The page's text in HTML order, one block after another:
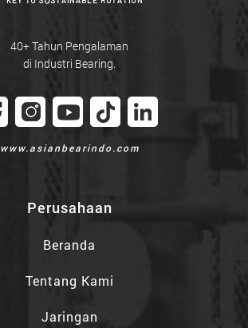
40+ Tahun Pengalaman
di Industri Bearing.
www.asianbearindo.com
Perusahaan
Beranda
Tentang Kami
Jaringan